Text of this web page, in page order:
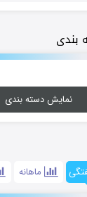
بندی
نمایش دسته بندی
ماهانه